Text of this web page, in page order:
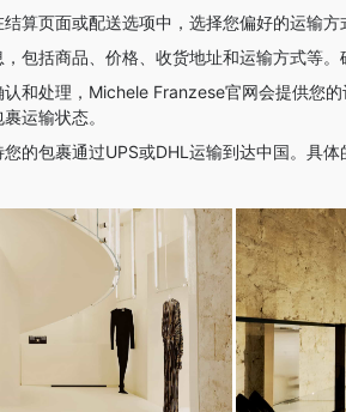
算页面或配送选项中，选择您偏好的运输方
包括商品、价格、收货地址和运输方式等。
和处理，Michele Franzese官网会提供您
运输状态。
的包裹通过UPS或DHL运输到达中国。具